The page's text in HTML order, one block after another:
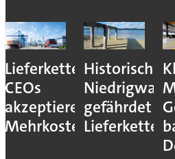
Lieferkettenresilienz:
CEOs
akzeptieren
Mehrkosten
Historisches
gefährdet
Lieferketten